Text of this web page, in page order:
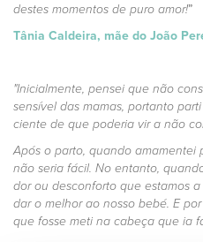
destes momentos de puro amor!”
Tânia Caldeira, mãe do João
"Inicialmente, pensei que não
sensível das mamas, portanto
ciente de que poderia vir a não
Após o parto, quando amamentei
não seria fácil. No entanto,
dor ou desconforto que estamos
dar o melhor ao nosso bebé. E
que fosse meti na cabeça que ia